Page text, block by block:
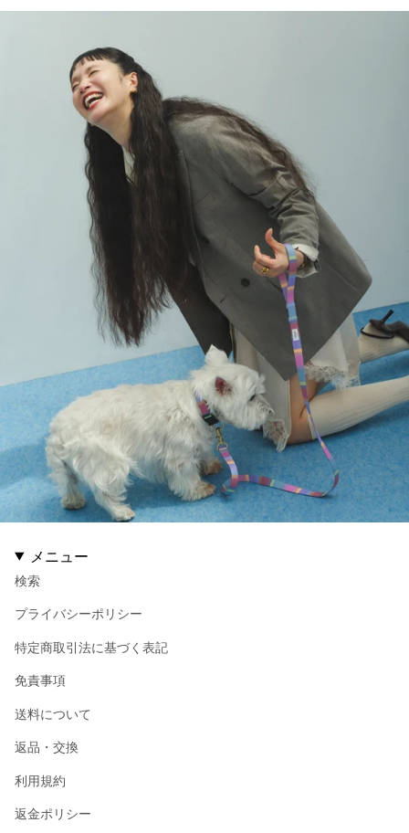
相棒と、オシャレを楽しもう。 FOR
LET'S GET YOUR FAVORITE.
メニュー
検索
プライバシーポリシー
特定商取引法に基づく表記
免責事項
送料について
返品・交換
利用規約
返金ポリシー